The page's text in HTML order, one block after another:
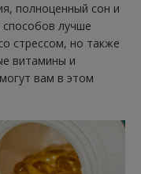
полноценный сон и
лучше
стрессом, но также
витамины и
вам в этом